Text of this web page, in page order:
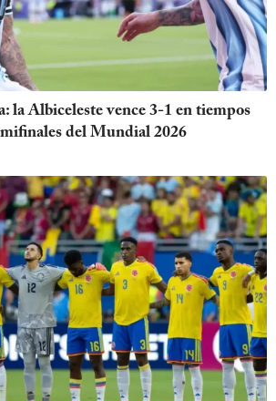
la Albiceleste vence 3-1 en tiempos
del Mundial 2026